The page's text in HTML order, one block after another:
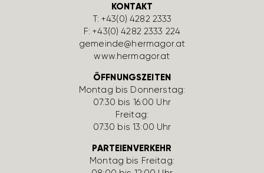
KONTAKT
T:+43(0) 4282 2333
F: +43(0) 4282 2333 224
gemeinde@hermagor.at
www.hermagor.at
ÖFFNUNGSZEITEN
Montag bis Donnerstag:
07:30 bis 16:00 Uhr
Freitag:
07:30 bis 13:00 Uhr
PARTEIENVERKEHR
Montag bis Freitag: